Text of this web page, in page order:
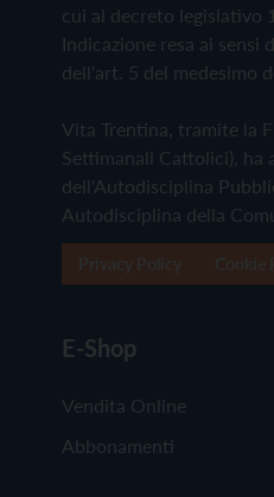
cui al decreto legislativo
Indicazione resa ai sensi
dell'art. 5 del medesimo
Vita Trentina, tramite la
Settimanali Cattolici), ha
dell'Autodisciplina
Autodisciplina della
E-Shop
Vendita Online
Abbonamenti